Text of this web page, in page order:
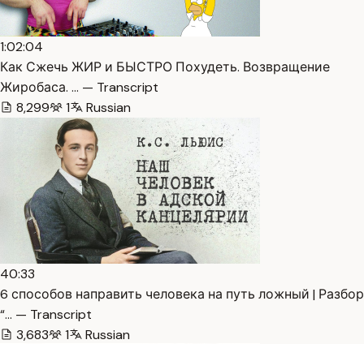
1:02:04
Как Сжечь ЖИР и БЫСТРО Похудеть. Возвращение
Жиробаса. … — Transcript
8,299
1 Russian
40:33
6 способов направить человека на путь ложный | Разбор
“… — Transcript
3,683
1 Russian